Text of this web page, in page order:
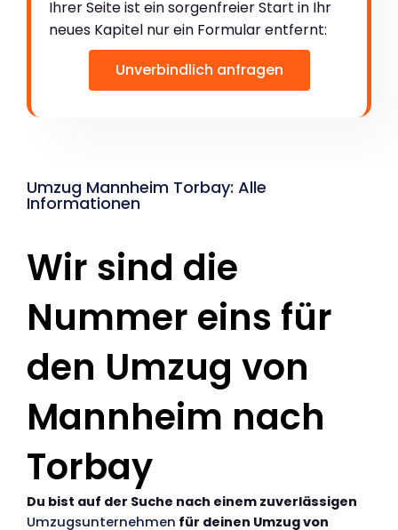
Ihrer Seite ist ein sorgenfreier Start in Ihr
neues Kapitel nur ein Formular entfernt:
Unverbindlich anfragen
Umzug Mannheim Torbay: Alle
Informationen
Wir sind die
Nummer eins für
den Umzug von
Mannheim nach
Torbay
Du bist auf der Suche nach einem zuverlässigen
Umzugsunternehmen für deinen Umzug von